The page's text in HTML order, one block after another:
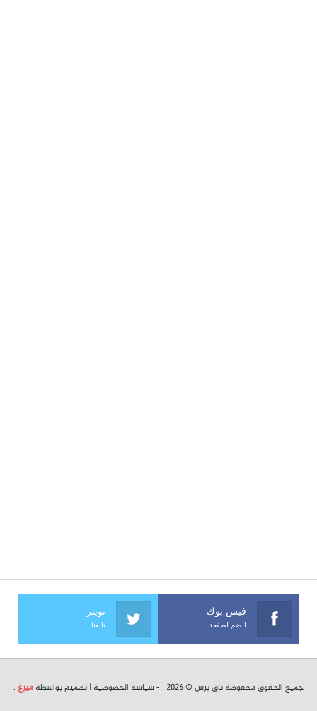
فيس بوك
انضم لصفحتنا
تويتر
تابعنا
جميع الحقوق محفوظة تاق برس © 2026 . - سياسة الخصوصية | تصميم بواسطة ميرغ .